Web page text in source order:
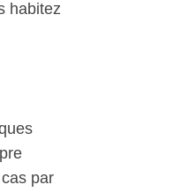
habitez
par